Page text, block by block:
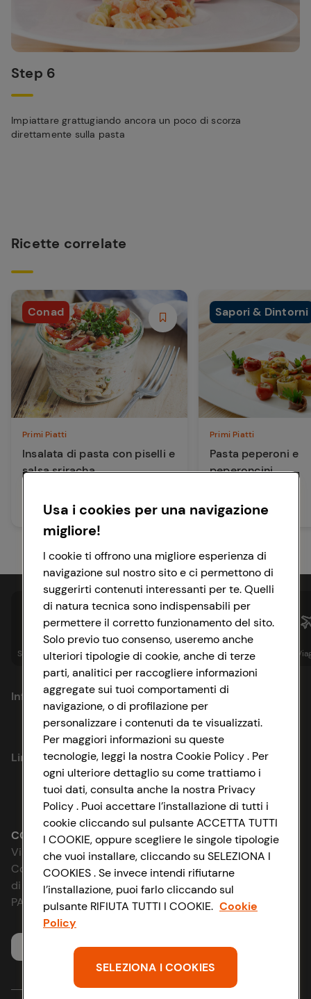
Step 6
Impiattare grattugiando ancora un poco di scorza
direttamente sulla pasta
Ricette correlate
Conad
Primi Piatti
Insalata di pasta con piselli e
salsa sriracha
20 min Facile
Sapori & Dintorni
Primi Piatti
Pasta peperoni e
peperoncini
20 min Media
Spesa online Assicurazioni Sapori& Istituzionale
Informazioni
Privacy Policy
Cookie Policy
Impostazioni Cookie
Accessibilità
D&I e Parità di Genere
Strategia Fiscale
Link utili
Lavora con noi
Le cooperative
News & Approfondimenti
Richiami prodotto
Whistleblowing
CONAD SOCIETÀ COOPERATIVA
Via Michelino, 59 | 40127 BOLOGNA
Codice Fiscale e Registro Imprese
di Bologna 00865960157
PARTITA IVA 03320960374
Servizio clienti
Usa i cookies per una navigazione
migliore!
I cookie ti offrono una migliore esperienza di
navigazione sul nostro sito e ci permettono di
suggerirti contenuti interessanti per te. Quelli
di natura tecnica sono indispensabili per
permettere il corretto funzionamento del sito.
Solo previo tuo consenso, useremo anche
ulteriori tipologie di cookie, anche di terze
parti, analitici per raccogliere informazioni
aggregate sui tuoi comportamenti di
navigazione, o di profilazione per
personalizzare i contenuti da te visualizzati.
Per maggiori informazioni su queste
tecnologie, leggi la nostra Cookie Policy . Per
ogni ulteriore dettaglio su come trattiamo i
tuoi dati, consulta anche la nostra Privacy
Policy . Puoi accettare l’installazione di tutti i
cookie cliccando sul pulsante ACCETTA TUTTI
I COOKIE, oppure scegliere le singole tipologie
che vuoi installare, cliccando su SELEZIONA I
COOKIES . Se invece intendi rifiutarne
l’installazione, puoi farlo cliccando sul
pulsante RIFIUTA TUTTI I COOKIE. Cookie
Policy
SELEZIONA I COOKIES